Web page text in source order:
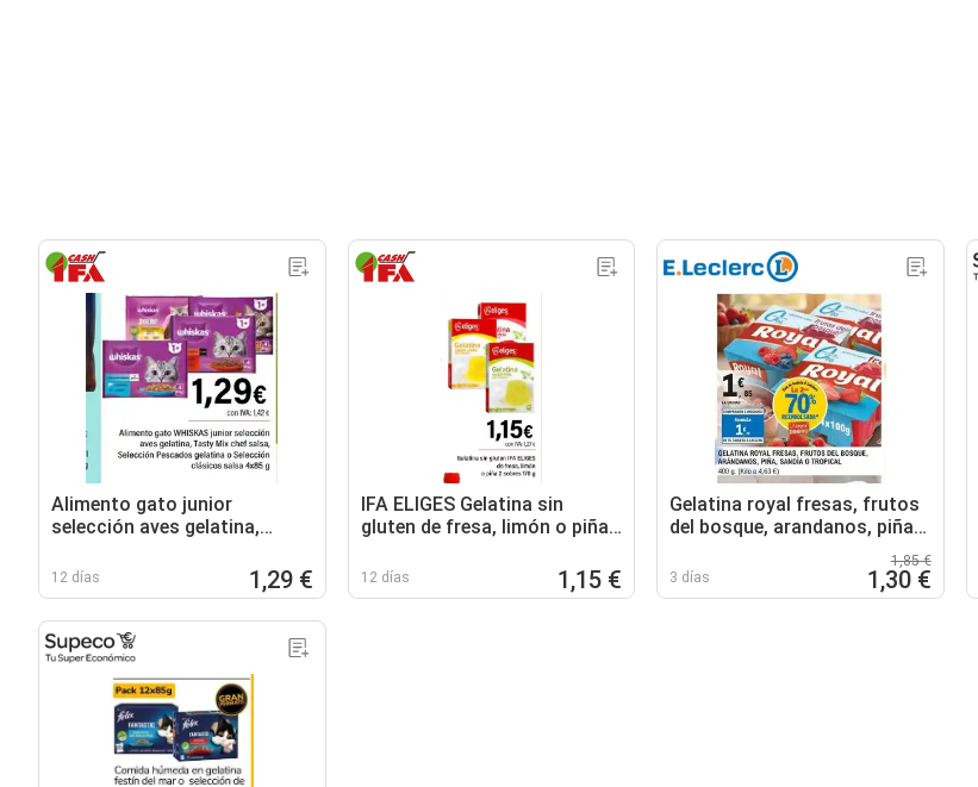
Alimento gato junior
selección aves gelatina,
Selección Pescados gelatina
o Selección clásicos salsa
12 días 1,29 €
IFA ELIGES Gelatina sin
gluten de fresa, limón o piña
12 días 1,15 €
Gelatina royal fresas, frutos
del bosque, arandanos, piña,
3 días
1,85 €
1,30 €